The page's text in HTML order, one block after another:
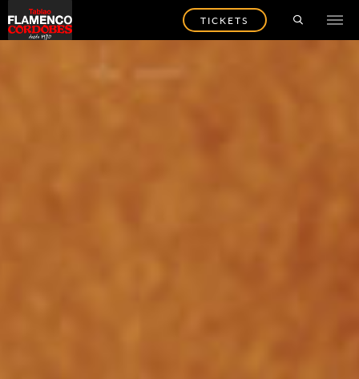
TICKETS